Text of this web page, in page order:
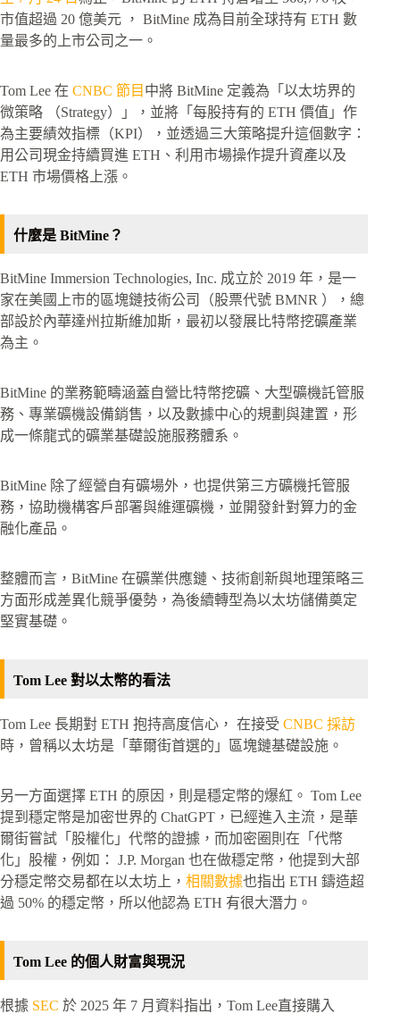
市值超過 20 億美元 ， BitMine 成為目前全球持有 ETH 數
量最多的上市公司之一。
Tom Lee 在 CNBC 節目 中將 BitMine 定義為「以太坊界的
微策略 （Strategy）」，並將「每股持有的 ETH 價值」作
為主要績效指標（KPI），並透過三大策略提升這個數字：
用公司現金持續買進 ETH、利用市場操作提升資產以及
ETH 市場價格上漲。
什麼是 BitMine？
BitMine Immersion Technologies, Inc. 成立於 2019 年，是一
家在美國上市的區塊鏈技術公司（股票代號 BMNR ），總
部設於內華達州拉斯維加斯，最初以發展比特幣挖礦產業
為主。
BitMine 的業務範疇涵蓋自營比特幣挖礦、大型礦機託管服
務、專業礦機設備銷售，以及數據中心的規劃與建置，形
成一條龍式的礦業基礎設施服務體系。
BitMine 除了經營自有礦場外，也提供第三方礦機托管服
務，協助機構客戶部署與維運礦機，並開發針對算力的金
融化產品。
整體而言，BitMine 在礦業供應鏈、技術創新與地理策略三
方面形成差異化競爭優勢，為後續轉型為以太坊儲備奠定
堅實基礎。
Tom Lee 對以太幣的看法
Tom Lee 長期對 ETH 抱持高度信心， 在接受 CNBC 採訪
時，曾稱以太坊是「華爾街首選的」區塊鏈基礎設施。
另一方面選擇 ETH 的原因，則是穩定幣的爆紅。 Tom Lee
提到穩定幣是加密世界的 ChatGPT，已經進入主流，是華
爾街嘗試「股權化」代幣的證據，而加密圈則在「代幣
化」股權，例如： J.P. Morgan 也在做穩定幣，他提到大部
分穩定幣交易都在以太坊上， 相關數據也指出 ETH 鑄造超
過 50% 的穩定幣，所以他認為 ETH 有很大潛力。
Tom Lee 的個人財富與現況
根據 SEC 於 2025 年 7 月資料指出，Tom Lee直接購入